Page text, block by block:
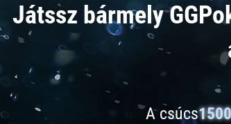
Játssz bármely
A csúcs1500